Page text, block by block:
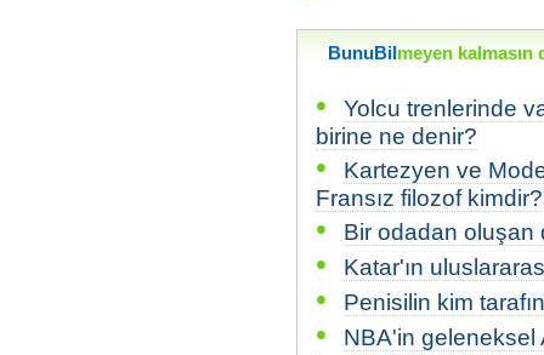
BunuBil meyen kalmasın
•
Yolcu trenlerinde
birine ne denir?
•
Kartezyen ve
Fransız filozof kimdir?
• Bir odadan oluşan
• Katar'ın
• Penisilin kim
•
NBA'in geleneksel